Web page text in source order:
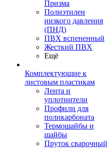
Призма
Полиэтилен
низкого давления
(ПНД)
ПВХ вспененный
Жесткий ПВХ
Ещё
Комплектующие к
листовым пластикам
Лента и
уплотнители
Профили для
поликарбоната
Термошайбы и
шайбы
Пруток сварочный